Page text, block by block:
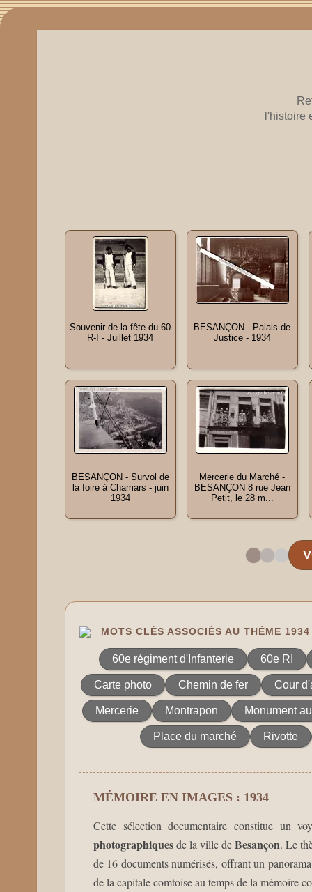
l'histoire
Souvenir de la fête du 60
R-I - Juillet 1934
BESANÇON - Palais de
Justice - 1934
BESANÇON - Survol de
la foire à Chamars - juin
1934
Mercerie du Marché -
BESANÇON 8 rue Jean
Petit, le 28 m...
MOTS CLÉS ASSOCIÉS AU THÈME 1934
60e régiment d'Infanterie 60e RI
Carte photo Chemin de fer Cour
Mercerie Montrapon Monument
Place du marché Rivotte
MÉMOIRE EN IMAGES : 1934
Cette sélection documentaire constitue un
photographiquesde la ville deBesançon. Le
de 16 documents numérisés, offrant un
de la capitale comtoise au temps de la mémoire